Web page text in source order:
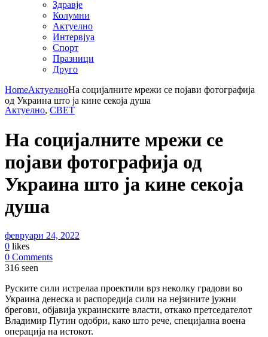
Здравје
Колумни
Актуелно
Интервјуа
Спорт
Празници
Друго
HomeАктуелноНа социјалните мрежи се појави фотографија
од Украина што ја кине секоја душа
Актуелно, СВЕТ
На социјалните мрежи се
појави фотографија од
Украина што ја кине секоја
душа
февруари 24, 2022
0 likes
0 Comments
316 seen
Руските сили истрелаа проектили врз неколку градови во
Украина денеска и распоредија сили на нејзините јужни
брегови, објавија украинските власти, откако претседателот
Владимир Путин одобри, како што рече, специјална воена
операција на истокот.